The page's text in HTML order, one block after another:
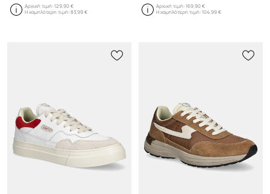
Αρχική τιμή:129,90 €
Η χαμηλότερη τιμή:83,99 €
Αρχική τιμή:169,90 €
Η χαμηλότερη τιμή:104,99 €